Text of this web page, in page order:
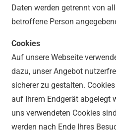
Daten werden getrennt von
betroffene Person
Cookies
Auf unsere Webseite
dazu, unser Angebot
sicherer zu gestalten.
auf Ihrem Endgerät abgelegt
uns verwendeten Cookies
werden nach Ende Ihres